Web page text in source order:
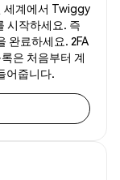
세계에서 Twiggy
시작하세요. 즉
완료하세요. 2FA
은 처음부터 계
어줍니다.